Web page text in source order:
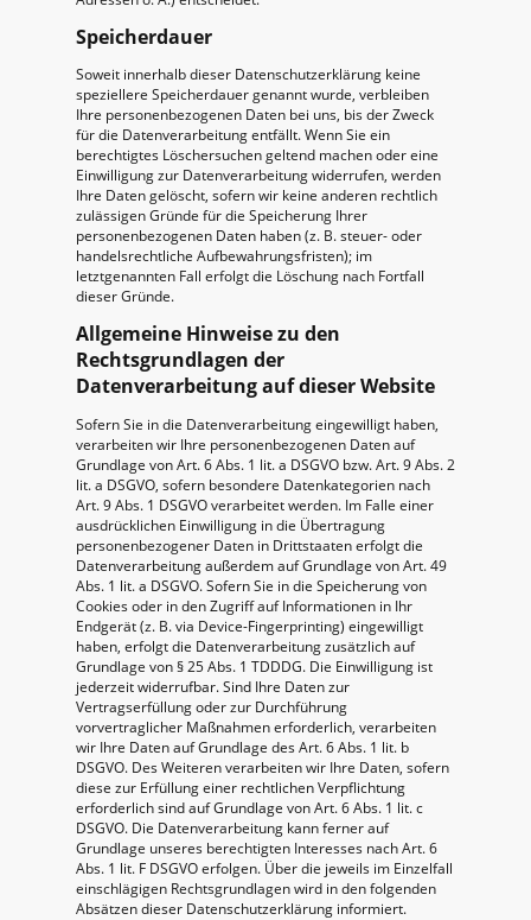
Speicherdauer
Soweit innerhalb dieser Datenschutzerklärung keine
speziellere Speicherdauer genannt wurde, verbleiben
Ihre personenbezogenen Daten bei uns, bis der Zweck
für die Datenverarbeitung entfällt. Wenn Sie ein
berechtigtes Löschersuchen geltend machen oder eine
Einwilligung zur Datenverarbeitung widerrufen, werden
Ihre Daten gelöscht, sofern wir keine anderen rechtlich
zulässigen Gründe für die Speicherung Ihrer
personenbezogenen Daten haben (z. B. steuer- oder
handelsrechtliche Aufbewahrungsfristen); im
letztgenannten Fall erfolgt die Löschung nach Fortfall
dieser Gründe.
Allgemeine Hinweise zu den
Rechtsgrundlagen der
Datenverarbeitung auf dieser Website
Sofern Sie in die Datenverarbeitung eingewilligt haben,
verarbeiten wir Ihre personenbezogenen Daten auf
Grundlage von Art. 6 Abs. 1 lit. a DSGVO bzw. Art. 9 Abs. 2
lit. a DSGVO, sofern besondere Datenkategorien nach
Art. 9 Abs. 1 DSGVO verarbeitet werden. Im Falle einer
ausdrücklichen Einwilligung in die Übertragung
personenbezogener Daten in Drittstaaten erfolgt die
Datenverarbeitung außerdem auf Grundlage von Art. 49
Abs. 1 lit. a DSGVO. Sofern Sie in die Speicherung von
Cookies oder in den Zugriff auf Informationen in Ihr
Endgerät (z. B. via Device-Fingerprinting) eingewilligt
haben, erfolgt die Datenverarbeitung zusätzlich auf
Grundlage von § 25 Abs. 1 TDDDG. Die Einwilligung ist
jederzeit widerrufbar. Sind Ihre Daten zur
Vertragserfüllung oder zur Durchführung
vorvertraglicher Maßnahmen erforderlich, verarbeiten
wir Ihre Daten auf Grundlage des Art. 6 Abs. 1 lit. b
DSGVO. Des Weiteren verarbeiten wir Ihre Daten, sofern
diese zur Erfüllung einer rechtlichen Verpflichtung
erforderlich sind auf Grundlage von Art. 6 Abs. 1 lit. c
DSGVO. Die Datenverarbeitung kann ferner auf
Grundlage unseres berechtigten Interesses nach Art. 6
Abs. 1 lit. F DSGVO erfolgen. Über die jeweils im Einzelfall
einschlägigen Rechtsgrundlagen wird in den folgenden
Absätzen dieser Datenschutzerklärung informiert.